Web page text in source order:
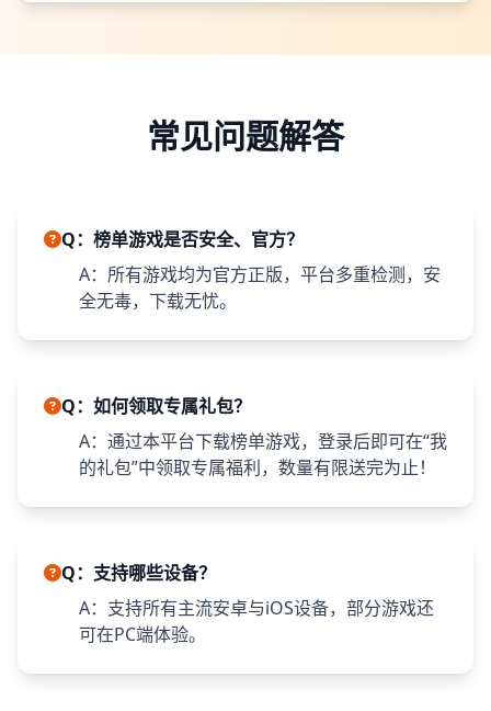
常见问题解答
Q：榜单游戏是否安全、官方？
A：所有游戏均为官方正版，平台多重检测，安
全无毒，下载无忧。
Q：如何领取专属礼包？
A：通过本平台下载榜单游戏，登录后即可在“我
的礼包”中领取专属福利，数量有限送完为止！
Q：支持哪些设备？
A：支持所有主流安卓与iOS设备，部分游戏还
可在PC端体验。